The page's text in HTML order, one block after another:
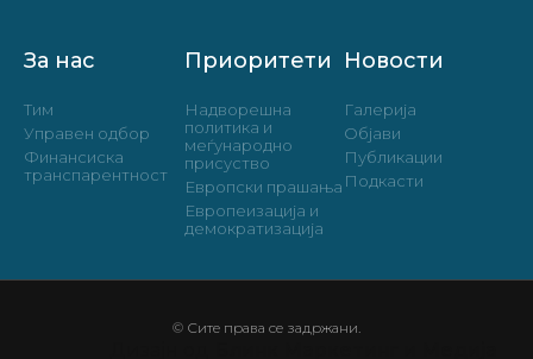
За нас
Тим
Управен одбор
Финансиска
транспарентност
Приоритети
Надворешна
политика и
меѓународно
присуство
Европски прашања
Европеизација и
демократизација
Новости
Галерија
Објави
Публикации
Подкасти
© Сите права се задржани.